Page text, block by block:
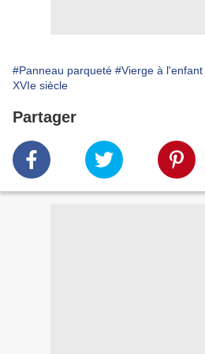
#Panneau parqueté #Vierge à l'enfant
XVIe siècle
Partager